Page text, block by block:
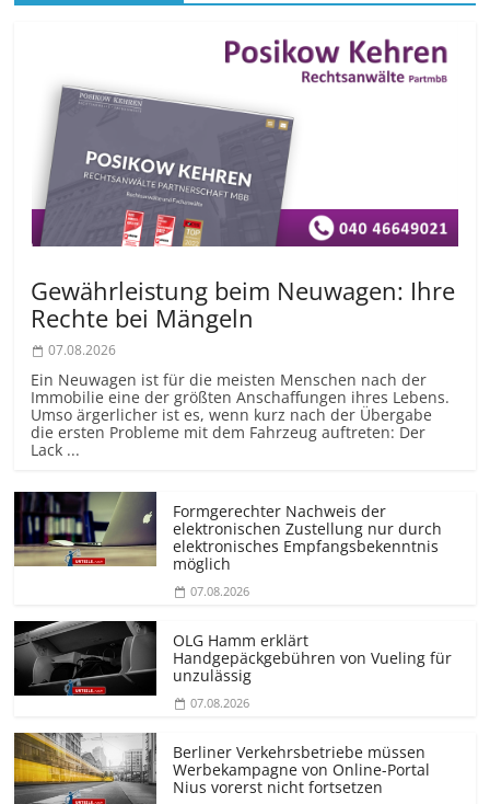
Gewährleistung beim Neuwagen: Ihre
Rechte bei Mängeln
07.08.2026
Ein Neuwagen ist für die meisten Menschen nach der
Immobilie eine der größten Anschaffungen ihres Lebens.
Umso ärgerlicher ist es, wenn kurz nach der Übergabe
die ersten Probleme mit dem Fahrzeug auftreten: Der
Lack ...
Formgerechter Nachweis der
elektronischen Zustellung nur durch
elektronisches Empfangsbekenntnis
möglich
07.08.2026
OLG Hamm erklärt
Handgepäckgebühren von Vueling für
unzulässig
07.08.2026
Berliner Verkehrsbetriebe müssen
Werbekampagne von Online-Portal
Nius vorerst nicht fortsetzen